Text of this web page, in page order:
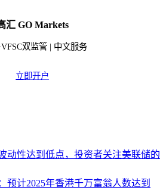
汇 GO Markets
双监管 | 中文服务
立即开户
动性达到低点，投资者关注美联储的
预计2025年香港千万富翁人数达到